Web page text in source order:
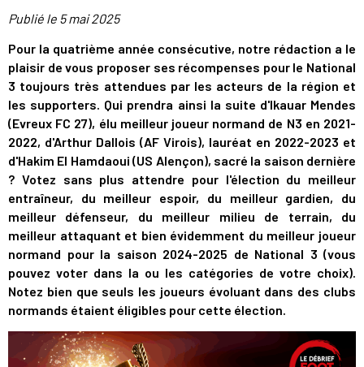
Publié le 5 mai 2025
Pour la quatrième année consécutive, notre rédaction a le
plaisir de vous proposer ses récompenses pour le National
3 toujours très attendues par les acteurs de la région et
les supporters. Qui prendra ainsi la suite d'Ikauar Mendes
(Evreux FC 27), élu meilleur joueur normand de N3 en 2021-
2022, d'Arthur Dallois (AF Virois), lauréat en 2022-2023 et
d'Hakim El Hamdaoui (US Alençon), sacré la saison dernière
? Votez sans plus attendre pour l'élection du meilleur
entraîneur, du meilleur espoir, du meilleur gardien, du
meilleur défenseur, du meilleur milieu de terrain, du
meilleur attaquant et bien évidemment du meilleur joueur
normand pour la saison 2024-2025 de National 3 (vous
pouvez voter dans la ou les catégories de votre choix).
Notez bien que seuls les joueurs évoluant dans des clubs
normands étaient éligibles pour cette élection.